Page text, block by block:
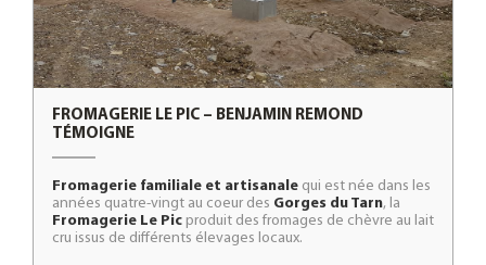
FROMAGERIE LE PIC – BENJAMIN REMOND
TÉMOIGNE
Fromagerie familiale et artisanale qui est née dans les
années quatre-vingt au coeur des Gorges du Tarn, la
Fromagerie Le Pic produit des fromages de chèvre au lait
cru issus de différents élevages locaux.